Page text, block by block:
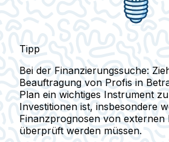
Tipp
Bei der Finanzierungssuche:
Beauftragung von Profis in
Plan ein wichtiges Instrument
Investitionen ist, insbesondere
Finanzprognosen von externen
überprüft werden müssen.